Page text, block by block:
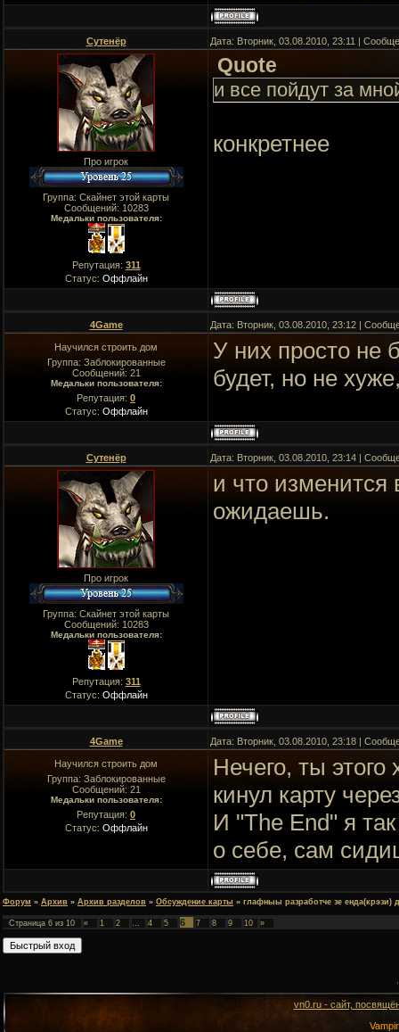
Сутенёр Дата: Вторник, 03.08.2010, 23:11 |
Про игрок
Группа: Скайнет этой карты
Сообщений: 10283
Медальки пользователя:
Репутация: 311
Статус: Оффлайн
Quote
и все пойдут за
конкретнее
4Game Дата: Вторник, 03.08.2010, 23:12 |
Научился строить дом
Группа: Заблокированные
Сообщений: 21
Медальки пользователя:
Репутация: 0
Статус: Оффлайн
У них просто не
будет, но не
Сутенёр Дата: Вторник, 03.08.2010, 23:14 |
Про игрок
Группа: Скайнет этой карты
Сообщений: 10283
Медальки пользователя:
Репутация: 311
Статус: Оффлайн
и что изменится
ожидаешь.
4Game Дата: Вторник, 03.08.2010, 23:18 |
Научился строить дом
Группа: Заблокированные
Сообщений: 21
Медальки пользователя:
Репутация: 0
Статус: Оффлайн
Нечего, ты
кинул карту
И "The End" я
о себе, сам
Форум » Архив » Архив разделов » Обсуждение карты » глафныы разработче зе енда(крэзи)
Страница 6 из 10 « 1 2 … 4 5 6 7 8 9 10 »
vn0.ru - сайт,